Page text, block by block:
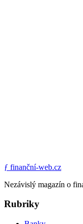
ƒ finanční-web.cz
Nezávislý magazín o
Rubriky